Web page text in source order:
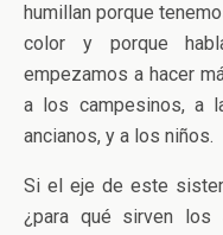
humillan porque
color y porque
empezamos a hacer
a los campesinos, a
ancianos, y a los niños.
Si el eje de este
¿para qué sirven los